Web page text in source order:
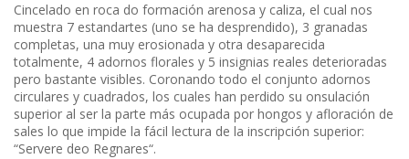
Cincelado en roca do formación arenosa y caliza, el cual nos
muestra 7 estandartes (uno se ha desprendido), 3 granadas
completas, una muy erosionada y otra desaparecida
totalmente, 4 adornos florales y 5 insignias reales deterioradas
pero bastante visibles. Coronando todo el conjunto adornos
circulares y cuadrados, los cuales han perdido su onsulación
superior al ser la parte más ocupada por hongos y afloración de
sales lo que impide la fácil lectura de la inscripción superior:
“Servere deo Regnares“.